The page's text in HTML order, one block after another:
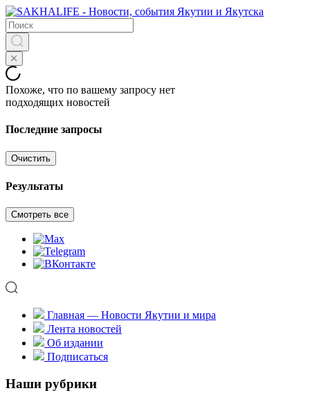
Похоже, что по вашему запросу нет
подходящих новостей
Последние запросы
Очистить
Результаты
Смотреть все
Главная — Новости Якутии и мира
Лента новостей
Об издании
Подписаться
Наши рубрики